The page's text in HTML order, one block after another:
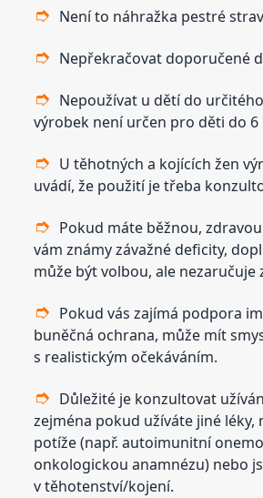
Není to náhražka pestré
Nepřekračovat doporučené
Nepoužívat u dětí do
výrobek není určen pro děti do 6
U těhotných a kojících žen
uvádí, že použití je třeba
Pokud máte běžnou,
vám známy závažné deficity,
může být volbou, ale nezaručuje
Pokud vás zajímá podpora
buněčná ochrana, může mít
s realistickým očekáváním.
Důležité je konzultovat
zejména pokud užíváte jiné
potíže (např. autoimunitní
onkologickou anamnézu) nebo
v těhotenství/kojení.